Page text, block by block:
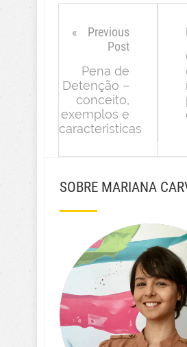
Previous
Post
Pena de
Detenção –
conceito,
exemplos e
características
SOBRE MARIANA